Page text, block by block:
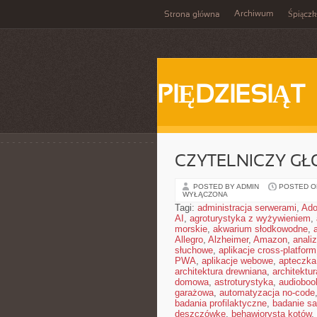
Strona główna Archiwum
PIĘDZIESIĄT
CZYTELNICZY
POSTED BY ADMIN POSTED
WYŁĄCZONA
Tagi: administracja serwerami,
AI , agroturystyka z wyżywieniem,
morskie, akwarium słodkowodne,
Allegro, Alzheimer, Amazon,
słuchowe, aplikacje cross-platform
PWA, aplikacje webowe,
architektura drewniana,
domowa, astroturystyka,
garażowa, automatyzacja no-code,
badania profilaktyczne, badanie
deszczówkę, behawiorysta kotów,